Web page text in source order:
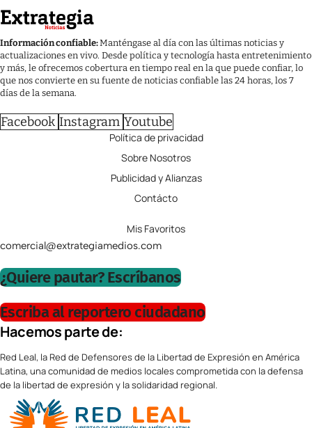
Información confiable:Manténgase al día con las últimas noticias y
actualizaciones en vivo. Desde política y tecnología hasta entretenimiento
y más, le ofrecemos cobertura en tiempo real en la que puede confiar, lo
que nos convierte en su fuente de noticias confiable las 24 horas, los 7
días de la semana.
Facebook Instagram Youtube
Política de privacidad
Sobre Nosotros
Publicidad y Alianzas
Contácto
Mis Favoritos
comercial@extrategiamedios.com
¿Quiere pautar? Escríbanos
Escriba al reportero ciudadano
Hacemos parte de:
Red Leal, la Red de Defensores de la Libertad de Expresión en América
Latina, una comunidad de medios locales comprometida con la defensa
de la libertad de expresión y la solidaridad regional.